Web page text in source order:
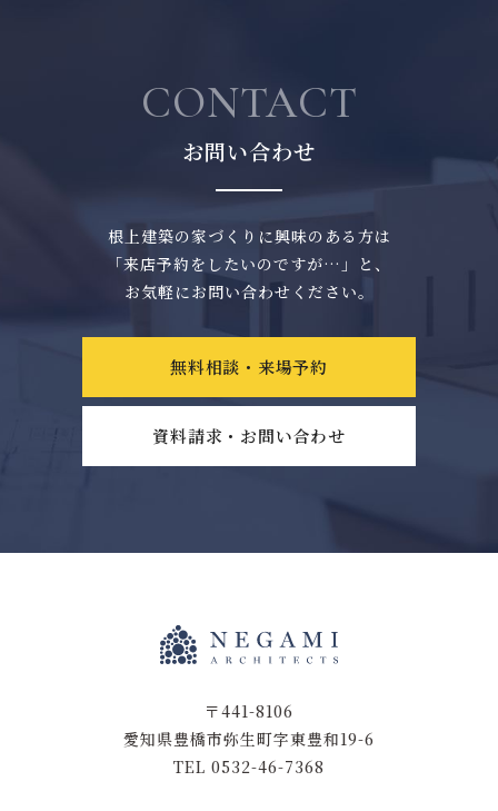
CONTACT
お問い合わせ
根上建築の家づくりに興味のある方は
「来店予約をしたいのですが…」と、
お気軽にお問い合わせください。
無料相談・来場予約
資料請求・お問い合わせ
〒441-8106
愛知県豊橋市弥生町字東豊和19-6
TEL 0532-46-7368